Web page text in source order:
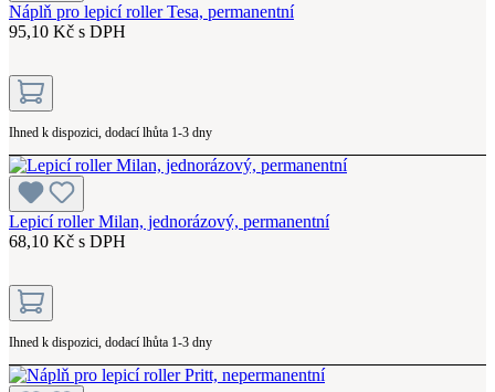
Náplň pro lepicí roller Tesa, permanentní
95,10 Kč s DPH
Ihned k dispozici, dodací lhůta 1-3 dny
Lepicí roller Milan, jednorázový, permanentní
68,10 Kč s DPH
Ihned k dispozici, dodací lhůta 1-3 dny